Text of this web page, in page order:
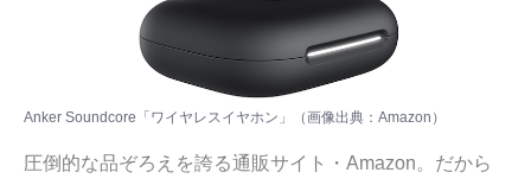
Anker Soundcore「ワイヤレスイヤホン」（画像出典：Amazon）
圧倒的な品ぞろえを誇る通販サイト・Amazon。だから